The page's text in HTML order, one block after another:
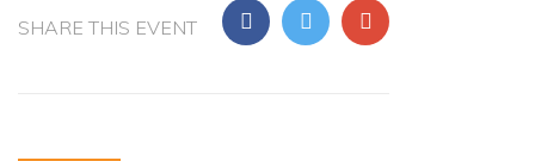
SHARE THIS EVENT